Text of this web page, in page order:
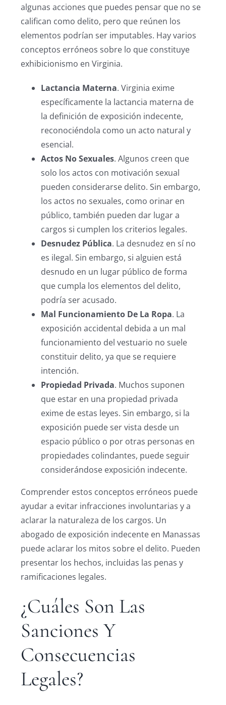
algunas acciones que puedes pensar que no se
califican como delito, pero que reúnen los
elementos podrían ser imputables. Hay varios
conceptos erróneos sobre lo que constituye
exhibicionismo en Virginia.
Lactancia Materna. Virginia exime
específicamente la lactancia materna de
la definición de exposición indecente,
reconociéndola como un acto natural y
esencial.
Actos No Sexuales. Algunos creen que
solo los actos con motivación sexual
pueden considerarse delito. Sin embargo,
los actos no sexuales, como orinar en
público, también pueden dar lugar a
cargos si cumplen los criterios legales.
Desnudez Pública. La desnudez en sí no
es ilegal. Sin embargo, si alguien está
desnudo en un lugar público de forma
que cumpla los elementos del delito,
podría ser acusado.
Mal Funcionamiento De La Ropa. La
exposición accidental debida a un mal
funcionamiento del vestuario no suele
constituir delito, ya que se requiere
intención.
Propiedad Privada. Muchos suponen
que estar en una propiedad privada
exime de estas leyes. Sin embargo, si la
exposición puede ser vista desde un
espacio público o por otras personas en
propiedades colindantes, puede seguir
considerándose exposición indecente.
Comprender estos conceptos erróneos puede
ayudar a evitar infracciones involuntarias y a
aclarar la naturaleza de los cargos. Un
abogado de exposición indecente en Manassas
puede aclarar los mitos sobre el delito. Pueden
presentar los hechos, incluidas las penas y
ramificaciones legales.
¿Cuáles Son Las
Sanciones Y
Consecuencias
Legales?